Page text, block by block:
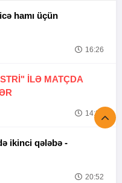
hamı üçün
16:26
İLƏ MATÇDA
14:37
Tofiq Musayevdən UFC-də ikinci qələbə -
20:52